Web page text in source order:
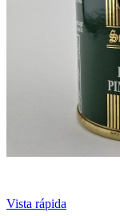
Vista rápida